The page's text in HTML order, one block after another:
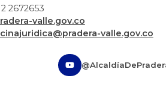
2672653
valle.gov.co
valle.gov.co